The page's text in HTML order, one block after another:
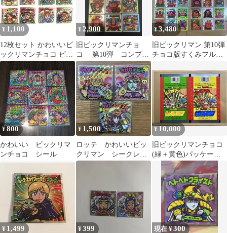
¥ 1,100
12枚セット かわいいビ
ックリマンチョコ ビッ
クリマン シール
¥ 2,900
旧ビックリマンチョ
コ 第10弾 コンプリ
ート 当時物 正規品
¥3,480
旧ビックリマン 第10弾
チョコ版すくみフルコ
¥800
かわいい ビックリマ
ンチョコ シール
¥1,500
ロッテ かわいいビッ
クリマン シークレッ
ト3枚セット
¥10,000
旧ビックリマンチョコ
(緑＋黄色)パッケージ
未裁断アンカットシー
ト スーパーゼウス
¥ 1,499 ¥399 現在 ¥300